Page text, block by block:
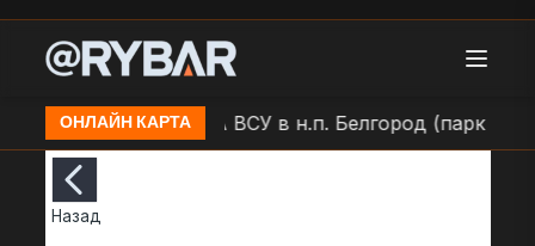
ОНЛАЙН КАРТА
Удар БЛА ВСУ в н.п. Белгород (парк
Назад